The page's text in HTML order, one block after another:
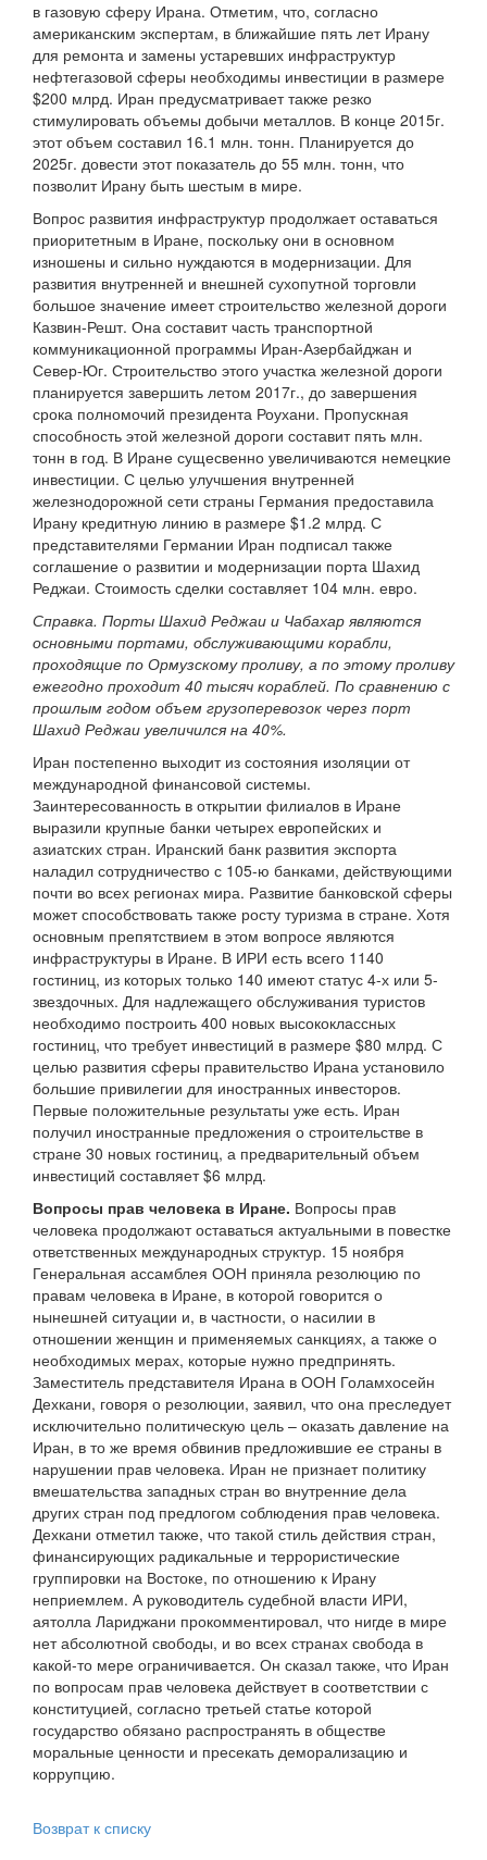
в газовую сферу Ирана. Отметим, что, согласно
американским экспертам, в ближайшие пять лет Ирану
для ремонта и замены устаревших инфраструктур
нефтегазовой сферы необходимы инвестиции в размере
$200 млрд. Иран предусматривает также резко
стимулировать объемы добычи металлов. В конце 2015г.
этот объем составил 16.1 млн. тонн. Планируется до
2025г. довести этот показатель до 55 млн. тонн, что
позволит Ирану быть шестым в мире.
Вопрос развития инфраструктур продолжает оставаться
приоритетным в Иране, поскольку они в основном
изношены и сильно нуждаются в модернизации. Для
развития внутренней и внешней сухопутной торговли
большое значение имеет строительство железной дороги
Казвин-Решт. Она составит часть транспортной
коммуникационной программы Иран-Азербайджан и
Север-Юг. Строительство этого участка железной дороги
планируется завершить летом 2017г., до завершения
срока полномочий президента Роухани. Пропускная
способность этой железной дороги составит пять млн.
тонн в год. В Иране сущесвенно увеличиваются немецкие
инвестиции. С целью улучшения внутренней
железнодорожной сети страны Германия предоставила
Ирану кредитную линию в размере $1.2 млрд. С
представителями Германии Иран подписал также
соглашение о развитии и модернизации порта Шахид
Реджаи. Стоимость сделки составляет 104 млн. евро.
Справка. Порты Шахид Реджаи и Чабахар являются
основными портами, обслуживающими корабли,
проходящие по Ормузскому проливу, а по этому проливу
ежегодно проходит 40 тысяч кораблей. По сравнению с
прошлым годом объем грузоперевозок через порт
Шахид Реджаи увеличился на 40%.
Иран постепенно выходит из состояния изоляции от
международной финансовой системы.
Заинтересованность в открытии филиалов в Иране
выразили крупные банки четырех европейских и
азиатских стран. Иранский банк развития экспорта
наладил сотрудничество с 105-ю банками, действующими
почти во всех регионах мира. Развитие банковской сферы
может способствовать также росту туризма в стране. Хотя
основным препятствием в этом вопросе являются
инфраструктуры в Иране. В ИРИ есть всего 1140
гостиниц, из которых только 140 имеют статус 4-х или 5-
звездочных. Для надлежащего обслуживания туристов
необходимо построить 400 новых высококлассных
гостиниц, что требует инвестиций в размере $80 млрд. С
целью развития сферы правительство Ирана установило
большие привилегии для иностранных инвесторов.
Первые положительные результаты уже есть. Иран
получил иностранные предложения о строительстве в
стране 30 новых гостиниц, а предварительный объем
инвестиций составляет $6 млрд.
Вопросы прав человека в Иране. Вопросы прав
человека продолжают оставаться актуальными в повестке
ответственных международных структур. 15 ноября
Генеральная ассамблея ООН приняла резолюцию по
правам человека в Иране, в которой говорится о
нынешней ситуации и, в частности, о насилии в
отношении женщин и применяемых санкциях, а также о
необходимых мерах, которые нужно предпринять.
Заместитель представителя Ирана в ООН Голамхосейн
Дехкани, говоря о резолюции, заявил, что она преследует
исключительно политическую цель – оказать давление на
Иран, в то же время обвинив предложившие ее страны в
нарушении прав человека. Иран не признает политику
вмешательства западных стран во внутренние дела
других стран под предлогом соблюдения прав человека.
Дехкани отметил также, что такой стиль действия стран,
финансирующих радикальные и террористические
группировки на Востоке, по отношению к Ирану
неприемлем. А руководитель судебной власти ИРИ,
аятолла Лариджани прокомментировал, что нигде в мире
нет абсолютной свободы, и во всех странах свобода в
какой-то мере ограничивается. Он сказал также, что Иран
по вопросам прав человека действует в соответствии с
конституцией, согласно третьей статье которой
государство обязано распространять в обществе
моральные ценности и пресекать деморализацию и
коррупцию.
Возврат к списку